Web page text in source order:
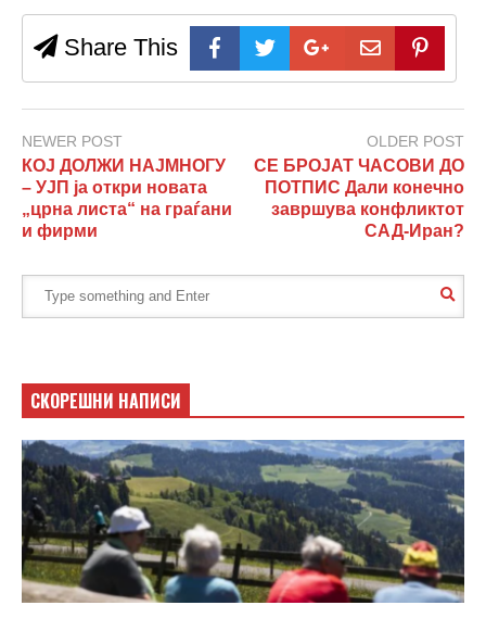
Share This
NEWER POST
КОЈ ДОЛЖИ НАЈМНОГУ
– УЈП ја откри новата
„црна листа“ на граѓани
и фирми
OLDER POST
СЕ БРОЈАТ ЧАСОВИ ДО
ПОТПИС Дали конечно
завршува конфликтот
САД-Иран?
СКОРЕШНИ НАПИСИ